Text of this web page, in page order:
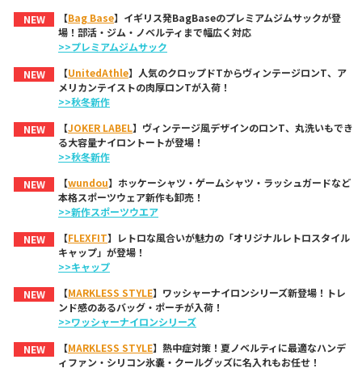
NEW
【Bag Base】イギリス発BagBaseのプレミアムジムサックが登
場！部活・ジム・ノベルティまで幅広く対応
>>プレミアムジムサック
NEW
【UnitedAthle】人気のクロップドTからヴィンテージロンT、ア
メリカンテイストの肉厚ロンTが入荷！
>>秋冬新作
NEW
【JOKER LABEL】ヴィンテージ風デザインのロンT、丸洗いもでき
る大容量ナイロントートが登場！
>>秋冬新作
NEW
【wundou】ホッケーシャツ・ゲームシャツ・ラッシュガードなど
本格スポーツウェア新作も卸売！
>>新作スポーツウエア
NEW
【FLEXFIT】レトロな風合いが魅力の「オリジナルレトロスタイル
キャップ」が登場！
>>キャップ
NEW
【MARKLESS STYLE】ワッシャーナイロンシリーズ新登場！トレ
ンド感のあるバッグ・ポーチが入荷！
>>ワッシャーナイロンシリーズ
NEW
【MARKLESS STYLE】熱中症対策！夏ノベルティに最適なハンデ
ィファン・シリコン氷嚢・クールグッズに名入れもお任せ！